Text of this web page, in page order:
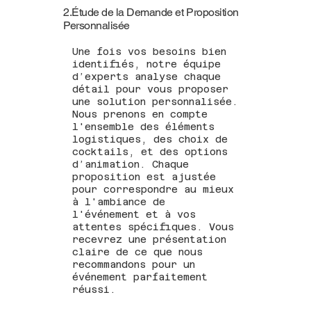
2.Étude de la Demande et Proposition
Personnalisée
Une fois vos besoins bien
identifiés, notre équipe
d’experts analyse chaque
détail pour vous proposer
une solution personnalisée.
Nous prenons en compte
l'ensemble des éléments
logistiques, des choix de
cocktails, et des options
d’animation. Chaque
proposition est ajustée
pour correspondre au mieux
à l'ambiance de
l'événement et à vos
attentes spécifiques. Vous
recevrez une présentation
claire de ce que nous
recommandons pour un
événement parfaitement
réussi.